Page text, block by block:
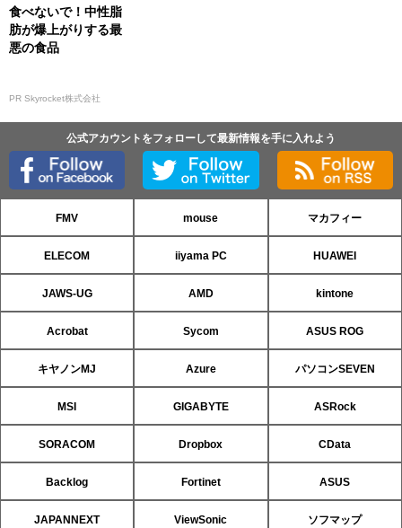
食べないで！中性脂
肪が爆上がりする最
悪の食品
PR Skyrocket株式会社
公式アカウントをフォローして最新情報を手に入れよう
FMV mouse マカフィー
ELECOM iiyama PC HUAWEI
JAWS-UG AMD kintone
Acrobat Sycom ASUS ROG
キヤノンMJ Azure パソコンSEVEN
MSI GIGABYTE ASRock
SORACOM Dropbox CData
Backlog Fortinet ASUS
JAPANNEXT ViewSonic ソフマップ